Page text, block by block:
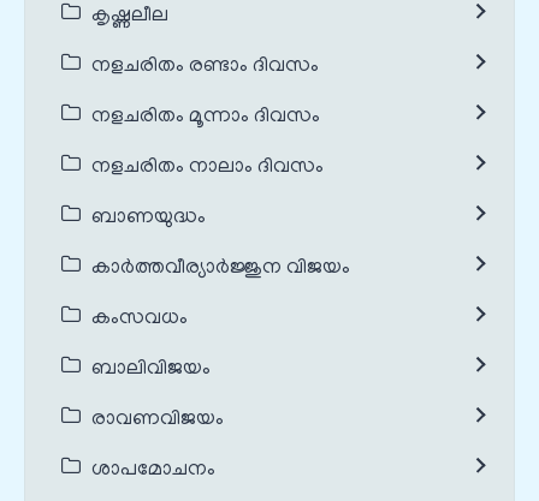
കൃഷ്ണലീല
നളചരിതം രണ്ടാം ദിവസം
നളചരിതം മൂന്നാം ദിവസം
നളചരിതം നാലാം ദിവസം
ബാണയുദ്ധം
കാർത്തവീര്യാർജ്ജുന വിജയം
കംസവധം
ബാലിവിജയം
രാവണവിജയം
ശാപമോചനം